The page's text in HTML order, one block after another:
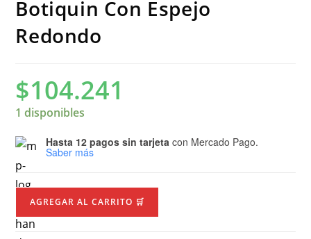
Botiquin Con Espejo
Redondo
$104.241
1 disponibles
Hasta 12 pagos sin tarjeta con Mercado Pago.
Saber más
AGREGAR AL CARRITO 🛒